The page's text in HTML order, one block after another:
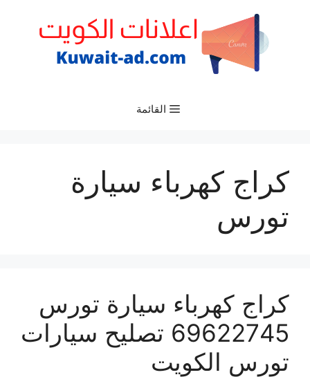
القائمة
كراج كهرباء سيارة
تورس
كراج كهرباء سيارة تورس
69622745 تصليح سيارات
تورس الكويت